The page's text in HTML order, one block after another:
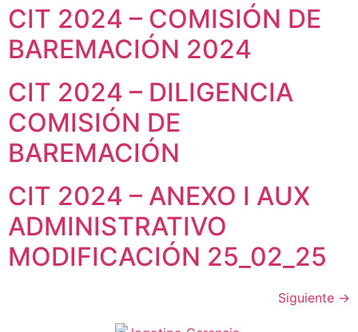
CIT 2024 – COMISIÓN DE
BAREMACIÓN 2024
CIT 2024 – DILIGENCIA
COMISIÓN DE
BAREMACIÓN
CIT 2024 – ANEXO I AUX
ADMINISTRATIVO
MODIFICACIÓN 25_02_25
Siguiente →
de la web.